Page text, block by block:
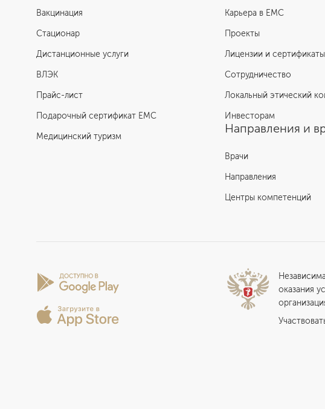
Карьера в ЕМС
Проекты
Лицензии и сертификаты
Сотрудничество
Локальный этический
Инвесторам
Направления и
Врачи
Направления
Центры компетенций
Вакцинация
Стационар
Дистанционные услуги
ВЛЭК
Прайс-лист
Подарочный сертификат EMC
Медицинский туризм
оказания